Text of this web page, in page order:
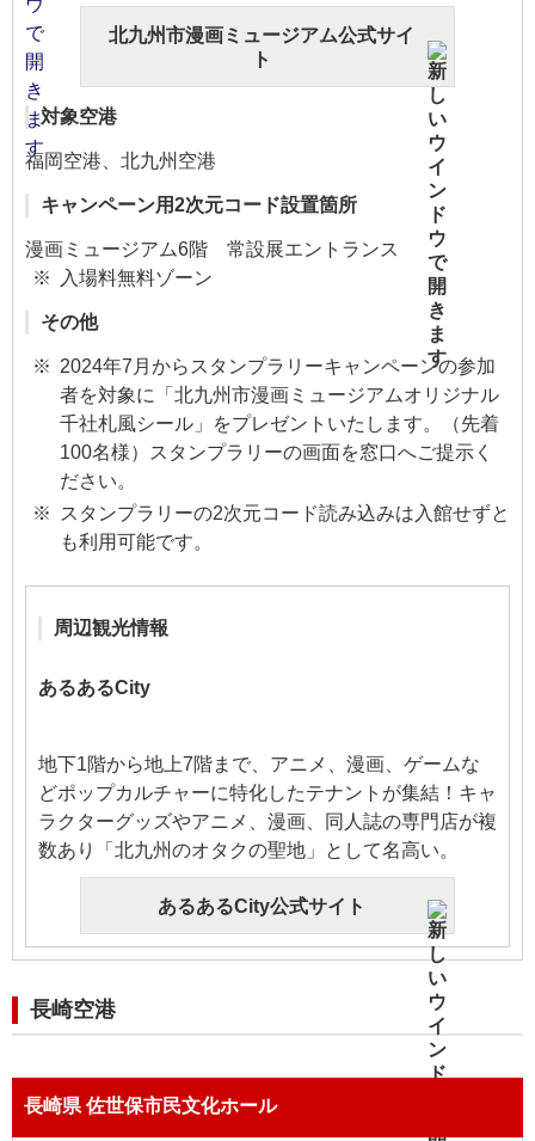
北九州市漫画ミュージアム公式サイ
ト
対象空港
福岡空港、北九州空港
キャンペーン用2次元コード設置箇所
漫画ミュージアム6階 常設展エントランス
入場料無料ゾーン
その他
2024年7月からスタンプラリーキャンペーンの参加
者を対象に「北九州市漫画ミュージアムオリジナル
千社札風シール」をプレゼントいたします。（先着
100名様）スタンプラリーの画面を窓口へご提示く
ださい。
スタンプラリーの2次元コード読み込みは入館せずと
も利用可能です。
周辺観光情報
あるあるCity
地下1階から地上7階まで、アニメ、漫画、ゲームな
どポップカルチャーに特化したテナントが集結！キャ
ラクターグッズやアニメ、漫画、同人誌の専門店が複
数あり「北九州のオタクの聖地」として名高い。
あるあるCity公式サイト
長崎空港
長崎県 佐世保市民文化ホール